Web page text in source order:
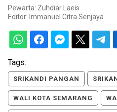
Pewarta: Zuhdiar Laeis
Editor: Immanuel Citra Senjaya
Tags:
SRIKANDI PANGAN
WALI KOTA SEMARANG